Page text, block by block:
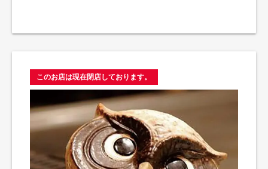
このお店は現在閉店しております。